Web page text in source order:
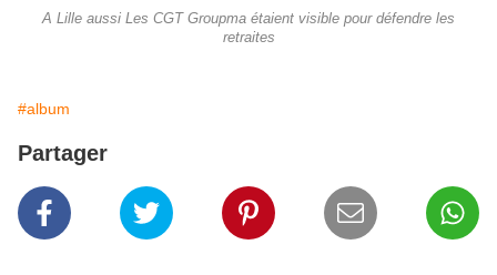
A Lille aussi Les CGT Groupma étaient visible pour défendre les
retraites
#album
Partager